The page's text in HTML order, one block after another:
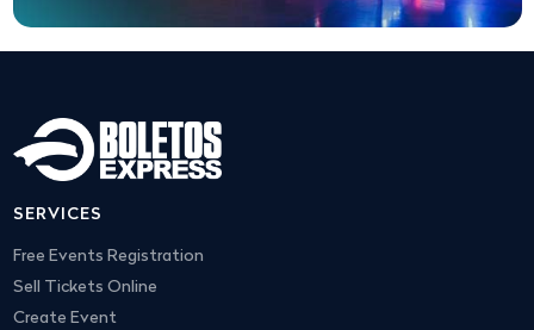
SERVICES
Free Events Registration
Sell Tickets Online
Create Event